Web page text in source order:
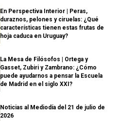
En Perspectiva Interior | Peras,
duraznos, pelones y ciruelas: ¿Qué
características tienen estas frutas de
hoja caduca en Uruguay?
La Mesa de Filósofos | Ortega y
Gasset, Zubiri y Zambrano: ¿Cómo
puede ayudarnos a pensar la Escuela
de Madrid en el siglo XXI?
Noticias al Mediodía del 21 de julio de
2026